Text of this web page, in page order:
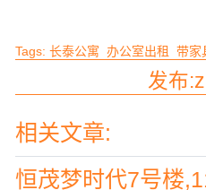
Tags:长泰公寓 办公室出租 带家
发布
相关文章:
恒茂梦时代7号楼